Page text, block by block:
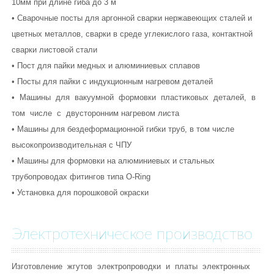
10мм при длине гиба до 3 м
• Сварочные посты для аргонной сварки нержавеющих сталей и
цветных металлов, сварки в среде углекислого газа, контактной
сварки листовой стали
• Пост для пайки медных и алюминиевых сплавов
• Посты для пайки с индукционным нагревом деталей
• Машины для вакуумной формовки пластиковых деталей, в
том числе с двусторонним нагревом листа
• Машины для бездеформационной гибки труб, в том числе
высокопроизводительная с ЧПУ
• Машины для формовки на алюминиевых и стальных
трубопроводах фитингов типа O-Ring
• Установка для порошковой окраски
Электротехническое производство
Изготовление жгутов электропроводки и платы электронных